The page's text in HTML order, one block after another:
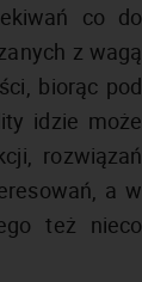
co do
z wagą
biorąc pod
idzie może
rozwiązań
a w
też nieco